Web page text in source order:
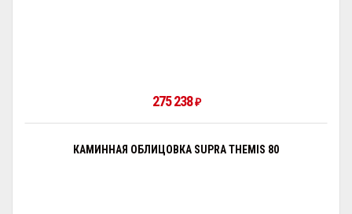
275 238 ₽
КАМИННАЯ ОБЛИЦОВКА SUPRA THEMIS 80